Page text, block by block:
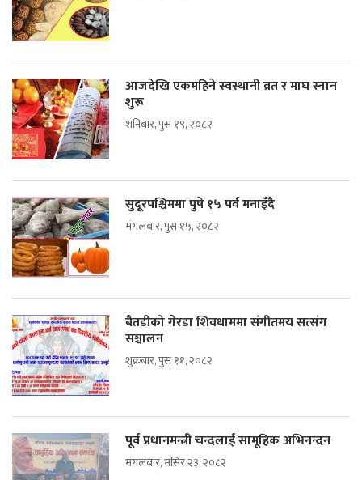
आजदेखि एकमहिने स्वस्थानी व्रत र माघ स्नान
शुरू
शनिबार, पुस १९, २०८२
सुदूरपश्चिममा पुषे १५ पर्व मनाइँदै
मंगलबार, पुस १५, २०८२
बैतडीको गेरडा शिवधाममा संगीतमय सत्संग
सञ्चालन
शुक्रबार, पुस ११, २०८२
पूर्व प्रधानमन्त्री चन्दलाई सामूहिक अभिनन्दन
मंगलबार, मंसिर २३, २०८२